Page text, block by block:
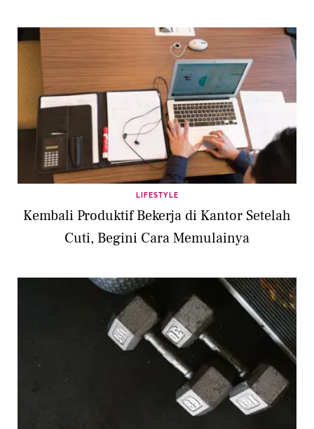
LIFESTYLE
Kembali Produktif Bekerja di Kantor Setelah
Cuti, Begini Cara Memulainya